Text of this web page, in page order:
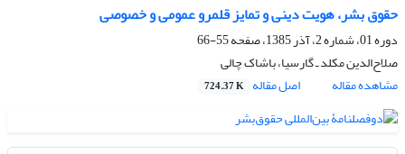
حقوق بشر، هویت دینی و تمایز قلمرو عمومی و خصوصی
دوره 01، شماره 2، آذر 1385، صفحه
55-66
صلاح‌الدین مکلد ـ گارسیا، باشاک چالی
مشاهده مقاله
اصل مقاله 724.37 K